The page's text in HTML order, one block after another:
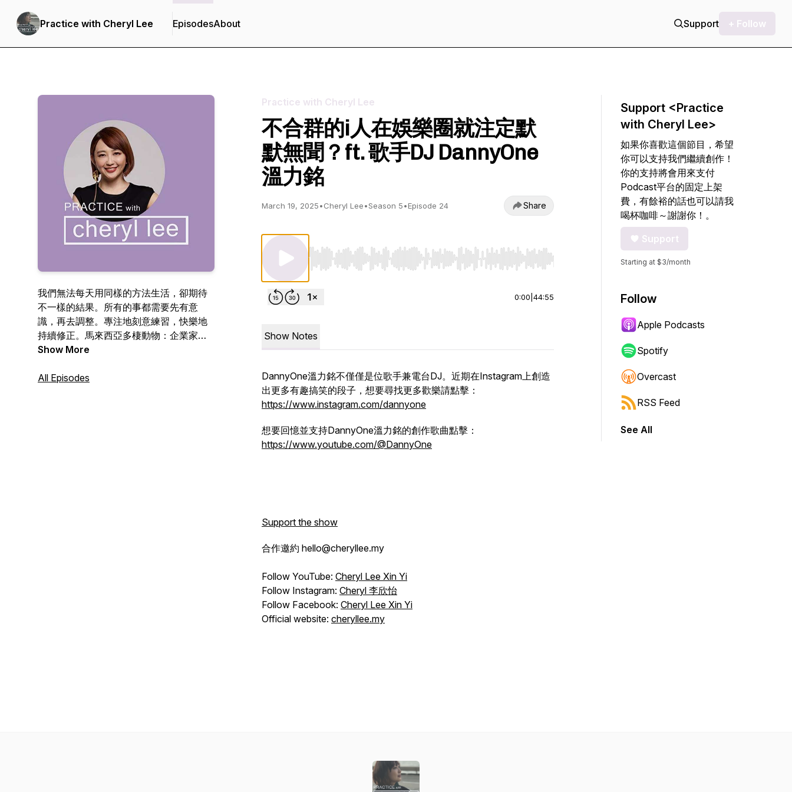
Practice with Cheryl Lee EpisodesAbout Support + Follow
我們無法每天用同樣的方法生活，卻期待
不一樣的結果。所有的事都需要先有意
識，再去調整。專注地刻意練習，快樂地
持續修正。馬來西亞多棲動物：企業家、
作者、電視電台主持人、節目製作人及其
https://cheryllee.my/ YouTube：
Show More
All Episodes
Practice with Cheryl Lee
不合群的i人在娛樂圈就注定默
默無聞？ft. 歌手DJ DannyOne
溫力銘
March 19, 2025•Cheryl Lee•Season 5•Episode 24 Share
Use Left/Right to seek, Home/End to jump to start or end. Hold shift to jump forward or backward.
0:00 44:55
Show Notes
DannyOne溫力銘不僅僅是位歌手兼電台DJ。近期在Instagram上創造
出更多有趣搞笑的段子，想要尋找更多歡樂請點擊：
https://www.instagram.com/dannyone
想要回憶並支持DannyOne溫力銘的創作歌曲點擊：
https://www.youtube.com/@DannyOne
Support the show
合作邀約 hello@cheryllee.my
Follow YouTube: Cheryl Lee Xin Yi
Follow Instagram: Cheryl 李欣怡
Follow Facebook: Cheryl Lee Xin Yi
Official website: cheryllee.my
Support <Practice
with Cheryl Lee>
如果你喜歡這個節目，希望
你可以支持我們繼續創作！
你的支持將會用來支付
Podcast平台的固定上架
費，有餘裕的話也可以請我
喝杯咖啡～謝謝你！。
Support
Starting at $3/month
Follow
Apple Podcasts
Spotify
Overcast
RSS Feed
See All